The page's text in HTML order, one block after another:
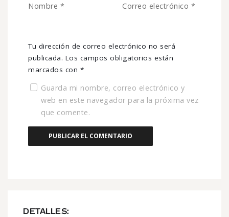
DETALLES:
Tu dirección de correo electrónico no será
publicada. Los campos obligatorios están
marcados con *
Nombre * Correo electrónico *
Guarda mi nombre, correo electrónico y
web en este navegador para la próxima vez
que comente.